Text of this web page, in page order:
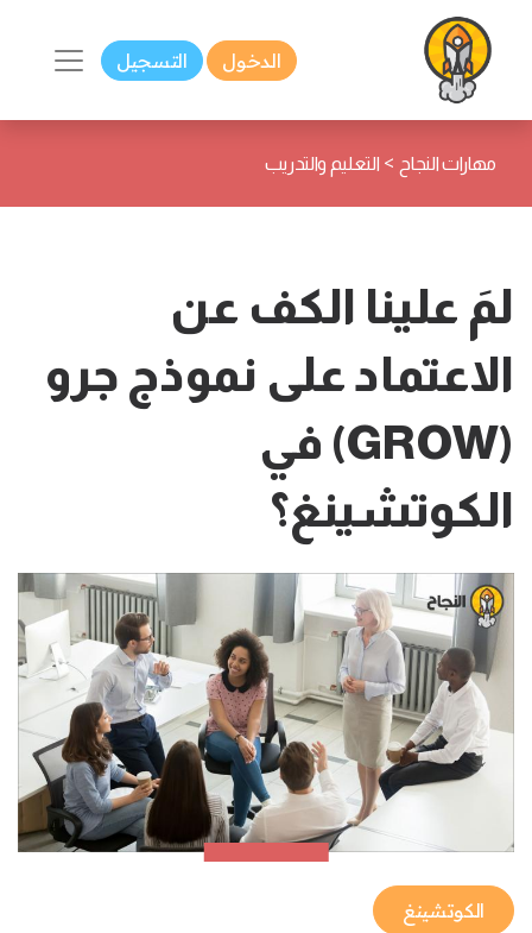
الدخول التسجيل
مهارات النجاح > التعليم والتدريب
لمَ علينا الكف عن
الاعتماد على نموذج جرو
(GROW) في
الكوتشينغ؟
الكوتشينغ